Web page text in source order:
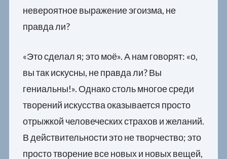
невероятное выражение эгоизма, не
правда ли?
«Это сделал я; это моё». А нам говорят: «о,
вы так искусны, не правда ли? Вы
гениальны!». Однако столь многое среди
творений искусства оказывается просто
отрыжкой человеческих страхов и желаний.
В действительности это не творчество; это
просто творение все новых и новых вещей,